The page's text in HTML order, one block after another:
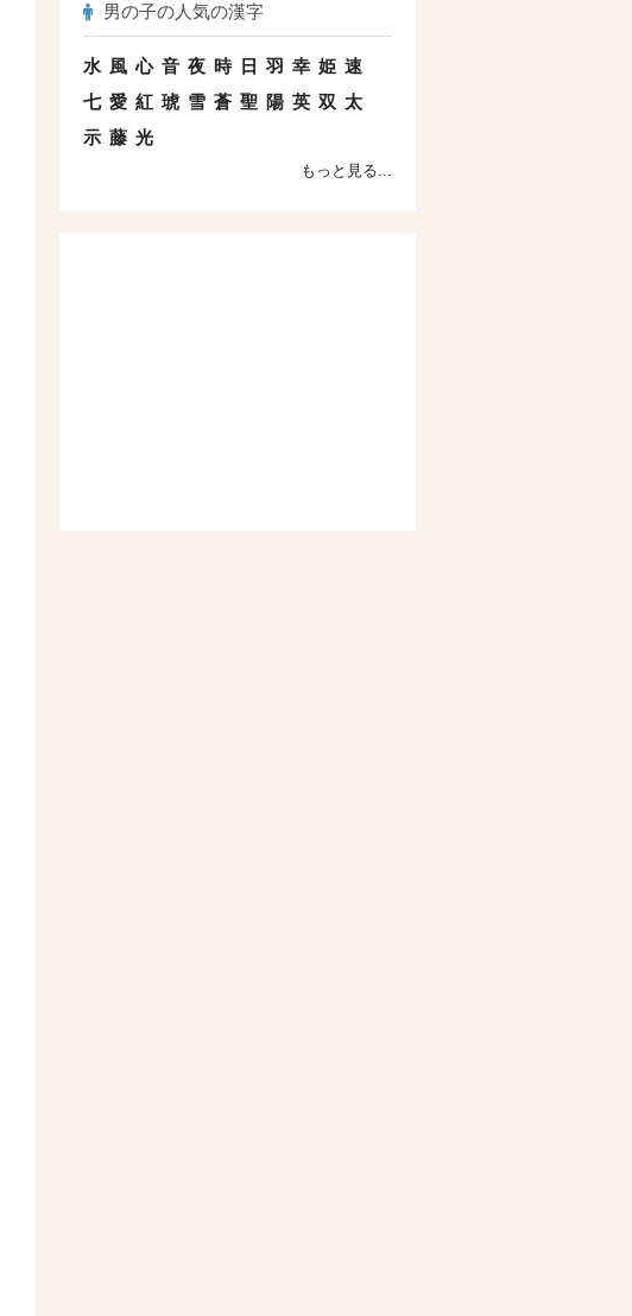
男の子の人気の漢字
水 風 心 音 夜 時 日 羽 幸 姫 速
七 愛 紅 琥 雪 蒼 聖 陽 英 双 太
示 藤 光
もっと見る...